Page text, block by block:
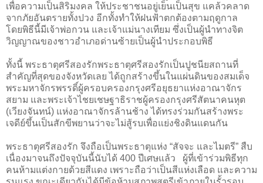
เพื่อความเป็นสิริมงคล ให้ประชาชนอยู่เย็นเป็นสุข แคล้วคลาด
จากภัยอันตรายทั้งปวง อีกทั้งทำให้ฝนฟ้าตกต้องตามฤดูกาล
โดยพิธีนี้มีเจ้าพ่อกวน และเจ้าแม่นางเทียม ซึ่งเป็นผู้นำทางจิต
วิญญาณของชาวอำเภอด่านซ้ายเป็นผู้นำประกอบพิธี
ทั้งนี้ พระธาตุศรีสองรักพระธาตุศรีสองรักเป็นปูชนียสถานที่
สำคัญที่สุดของจังหวัดเลย ได้ถูกสร้างขึ้นในแผ่นดินของสมเด็จ
พระมหาจักรพรรดิ์ผู้ครอบครองกรุงศรีอยุธยาแห่งอาณาจักร
สยาม และพระเจ้าไชยเชษฐาธิราชผู้ครองกรุงศรีสัตนาคนหุต
(เวียงจันทน์) แห่งอาณาจักรล้านช้าง ได้ทรงร่วมกันสร้างพระ
เจดีย์ขึ้นเป็นสักขีพยานว่าจะไม่สู้รบเพื่อแย่งชิงดินแดนกัน
พระธาตุศรีสองรัก จึงถือเป็นพระธาตุแห่ง “สัจจะ และไมตรี” สืบ
เนื่องมาจนถึงปัจจุบันนี้นับได้ 400 ปีเศษแล้ว ผู้ที่เข้าร่วมพิธีทุก
คนห้ามแต่งกายด้วยสีแดง เพราะถือว่าเป็นสีแห่งเลือด และความ